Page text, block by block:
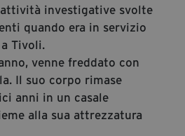
investigative svolte
quando era in servizio
Tivoli.
venne freddato con
Il suo corpo rimase
anni in un casale
alla sua attrezzatura